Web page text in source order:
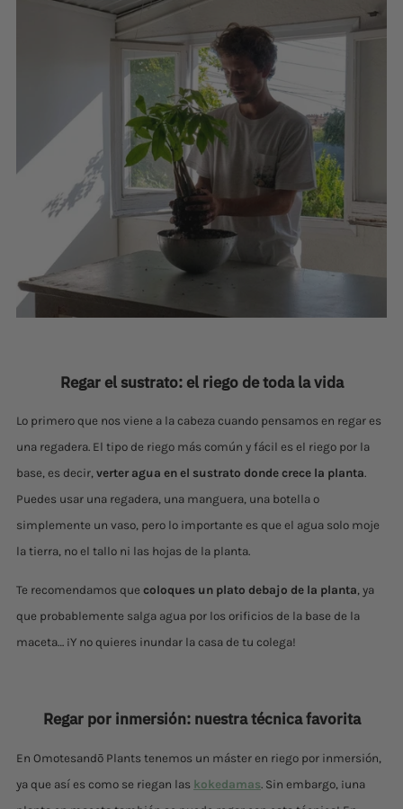
Regar el sustrato: el riego de toda la vida
Lo primero que nos viene a la cabeza cuando pensamos en regar es
una regadera. El tipo de riego más común y fácil es el riego por la
base, es decir, verter agua en el sustrato donde crece la planta.
Puedes usar una regadera, una manguera, una botella o
simplemente un vaso, pero lo importante es que el agua solo moje
la tierra, no el tallo ni las hojas de la planta.
Te recomendamos que coloques un plato debajo de la planta , ya
que probablemente salga agua por los orificios de la base de la
maceta… ¡Y no quieres inundar la casa de tu colega!
Regar por inmersión: nuestra técnica favorita
En Omotesandō Plants tenemos un máster en riego por inmersión,
ya que así es como se riegan las kokedamas . Sin embargo, ¡una